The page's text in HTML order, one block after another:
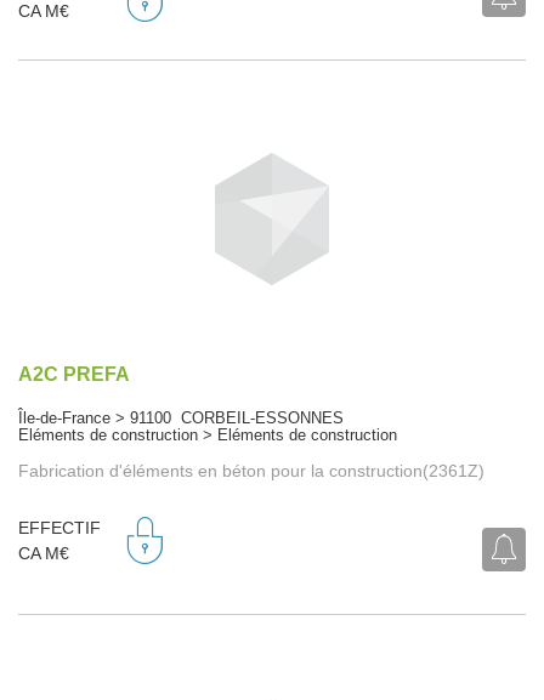
CA M€
A2C PREFA
Île-de-France > 91100 CORBEIL-ESSONNES
Eléments de construction > Eléments de construction
Fabrication d'éléments en béton pour la construction(2361Z)
EFFECTIF
CA M€